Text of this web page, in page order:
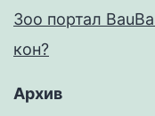
Зоо портал
кон?
Архив